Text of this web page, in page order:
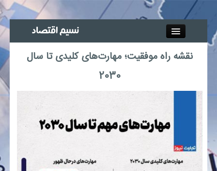
جذب خبرنگار
آگهی استخدام
اجتماعی
نقشه راه موفقیت؛ مهارت‌های کلیدی تا سال
2030